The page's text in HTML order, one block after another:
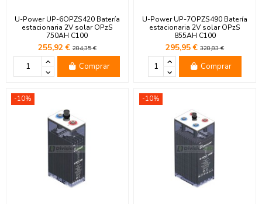
U-Power UP-6OPZS420 Batería
estacionaria 2V solar OPzS
750AH C100
255,92 €284,35 €
Comprar
U-Power UP-7OPZS490 Batería
estacionaria 2V solar OPzS
855AH C100
295,95 €328,83 €
Comprar
-10% -10%